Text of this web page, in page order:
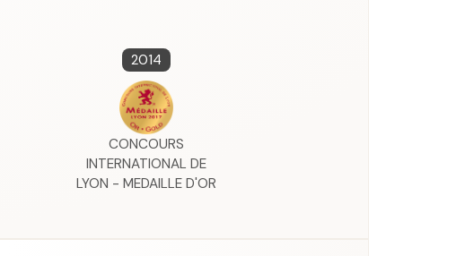
2014
CONCOURS
INTERNATIONAL DE
LYON - MEDAILLE D'OR